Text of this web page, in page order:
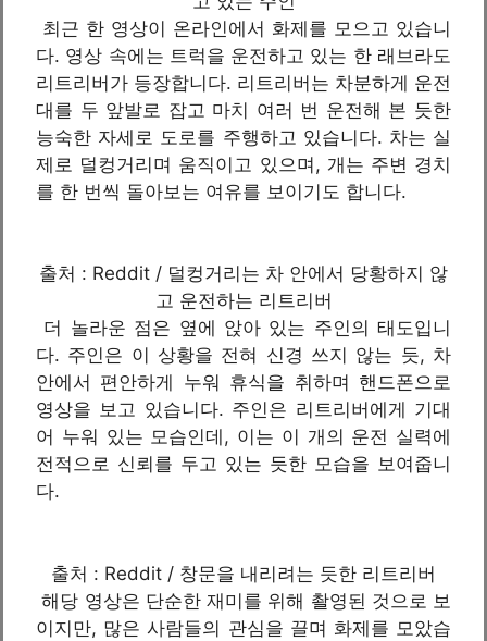
최근 한 영상이 온라인에서 화제를 모으고 있습니
다. 영상 속에는 트럭을 운전하고 있는 한 래브라도
리트리버가 등장합니다. 리트리버는 차분하게 운전
대를 두 앞발로 잡고 마치 여러 번 운전해 본 듯한
능숙한 자세로 도로를 주행하고 있습니다. 차는 실
제로 덜컹거리며 움직이고 있으며, 개는 주변 경치
를 한 번씩 돌아보는 여유를 보이기도 합니다.
출처 : Reddit / 덜컹거리는 차 안에서 당황하지 않
고 운전하는 리트리버
더 놀라운 점은 옆에 앉아 있는 주인의 태도입니
다. 주인은 이 상황을 전혀 신경 쓰지 않는 듯, 차
안에서 편안하게 누워 휴식을 취하며 핸드폰으로
영상을 보고 있습니다. 주인은 리트리버에게 기대
어 누워 있는 모습인데, 이는 이 개의 운전 실력에
전적으로 신뢰를 두고 있는 듯한 모습을 보여줍니
다.
출처 : Reddit / 창문을 내리려는 듯한 리트리버
해당 영상은 단순한 재미를 위해 촬영된 것으로 보
이지만, 많은 사람들의 관심을 끌며 화제를 모았습